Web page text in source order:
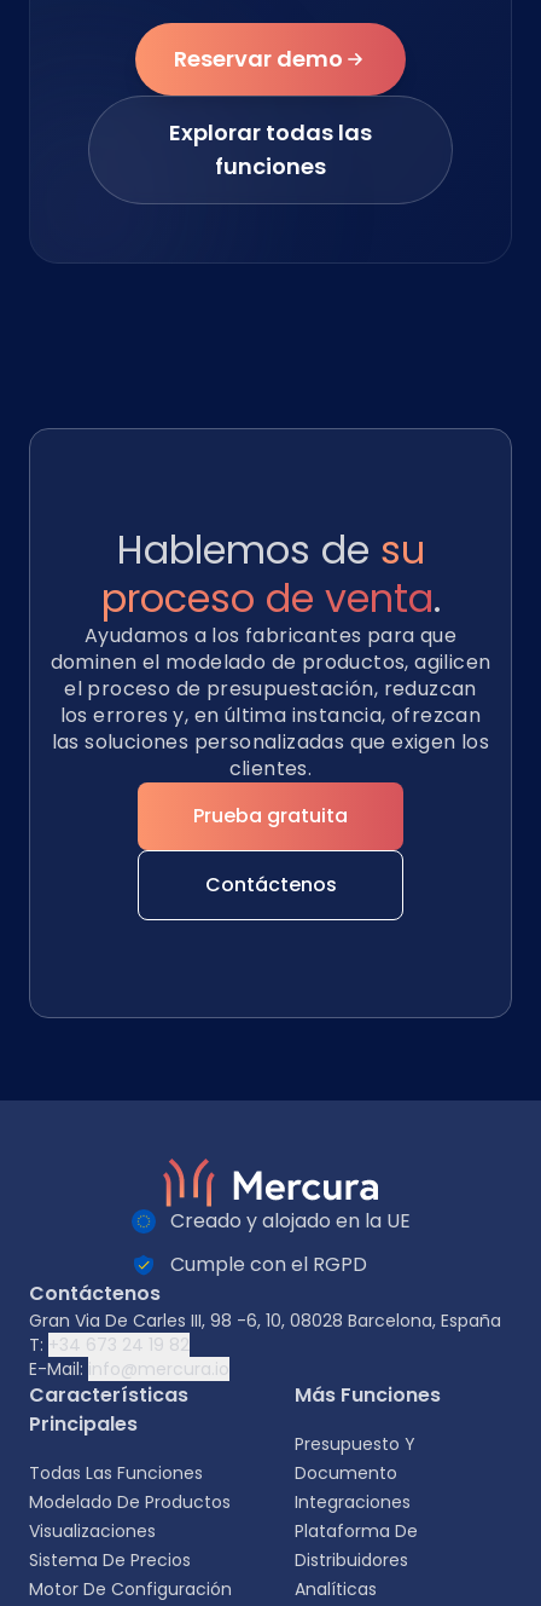
Reservar demo
Explorar todas las
funciones
Hablemos de su
proceso de venta.
Ayudamos a los fabricantes para que
dominen el modelado de productos, agilicen
el proceso de presupuestación, reduzcan
los errores y, en última instancia, ofrezcan
las soluciones personalizadas que exigen los
clientes.
Prueba gratuita
Contáctenos
Creado y alojado en la UE
Cumple con el RGPD
Contáctenos
Gran Via De Carles III, 98 -6, 10, 08028 Barcelona, España
T: +34 673 24 19 82
E-Mail: info@mercura.io
Características
Principales
Todas Las Funciones
Modelado De Productos
Visualizaciones
Sistema De Precios
Motor De Configuración
Más Funciones
Presupuesto Y
Documento
Integraciones
Plataforma De
Distribuidores
Analíticas